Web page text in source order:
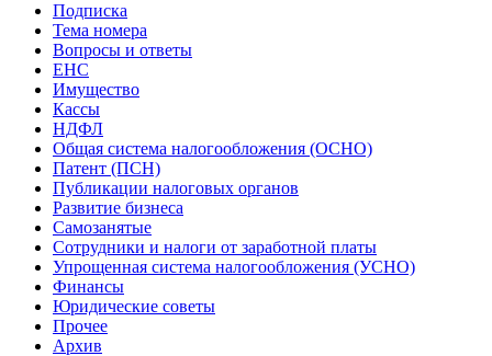
Подписка
Тема номера
Вопросы и ответы
ЕНС
Имущество
Кассы
НДФЛ
Общая система налогообложения (ОСНО)
Патент (ПСН)
Публикации налоговых органов
Развитие бизнеса
Самозанятые
Сотрудники и налоги от заработной платы
Упрощенная система налогообложения (УСНО)
Финансы
Юридические советы
Прочее
Архив